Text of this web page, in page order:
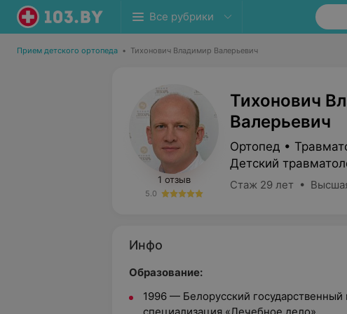
Все рубрики
Прием детского ортопеда • Тихонович Владимир Валерьевич
1 отзыв
5.0
Тихонович
Валерьевич
Ортопед •
Детский
Стаж 29 лет •
Инфо
Образование:
1996 — Белорусский государственный